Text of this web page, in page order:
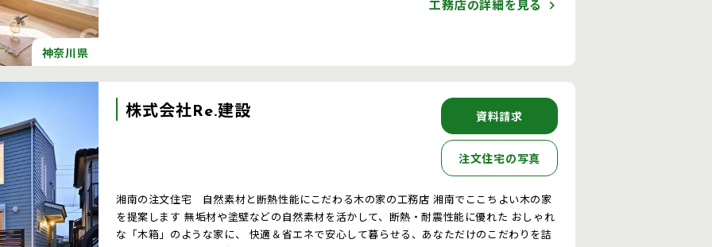
神奈川県
工務店の詳細を見る
株式会社Re.建設 資料請求
注文住宅の写真
湘南の注文住宅 自然素材と断熱性能にこだわる木の家の工務店 湘南でここちよい木の家
を提案します 無垢材や塗壁などの自然素材を活かして、断熱・耐震性能に優れた おしゃれ
な「木箱」のような家に、 快適＆省エネで安心して暮らせる、あなただけのこだわりを詰